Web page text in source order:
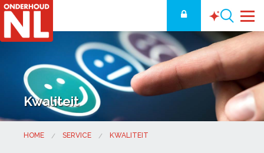
Kwaliteit
HOME SERVICE KWALITEIT